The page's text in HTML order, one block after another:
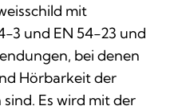
mit
3 und EN 54-23 und
bei denen
Hörbarkeit der
Es wird mit der